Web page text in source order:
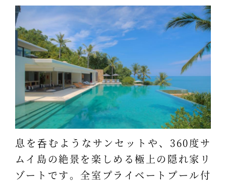
息を呑むようなサンセットや、360度サ
ムイ島の絶景を楽しめる極上の隠れ家リ
ゾートです。全室プライベートプール付